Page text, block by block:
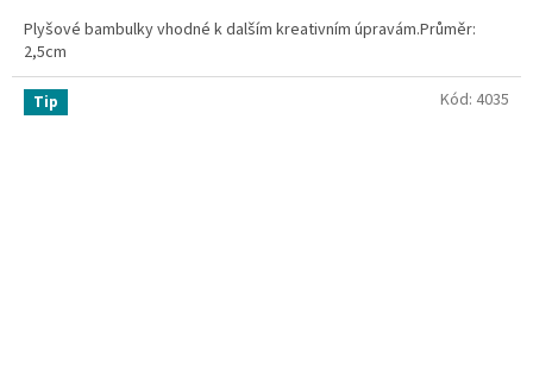
Plyšové bambulky vhodné k dalším kreativním úpravám.Průměr:
2,5cm
Tip Kód: 4035